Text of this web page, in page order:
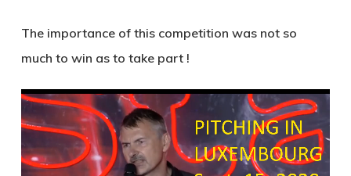
The importance of this competition was not so
much to win as to take part !